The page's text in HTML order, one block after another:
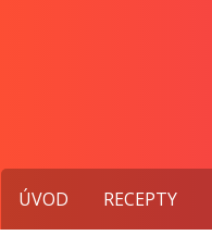
ÚVOD RECEPTY